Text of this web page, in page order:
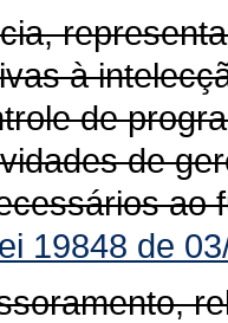
à
de
de
ao
19848 de